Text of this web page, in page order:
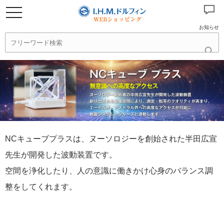
お知らせ
NCキューブプラスは、ヌーソロジーを創始された半田広宣
先生が開発した波動装置です。
空間を浄化したり、人の意識に働きかけ心身のバランス調
整をしてくれます。